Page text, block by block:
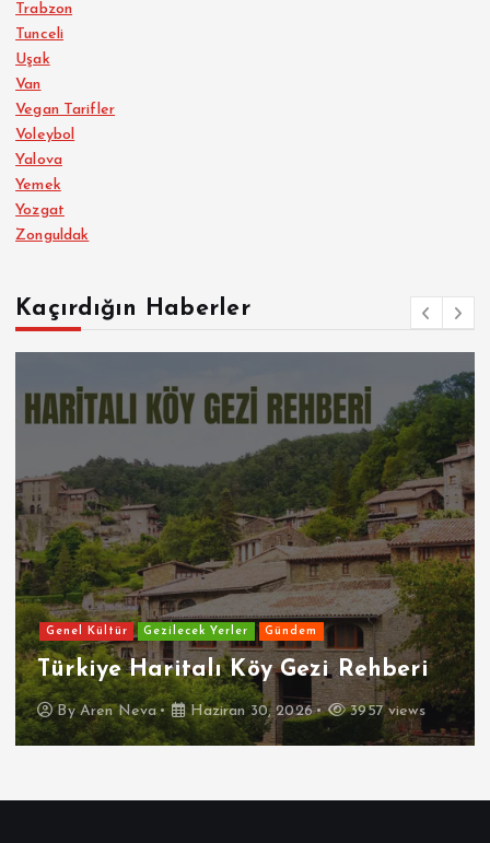
Trabzon
Tunceli
Uşak
Van
Vegan Tarifler
Voleybol
Yalova
Yemek
Yozgat
Zonguldak
Kaçırdığın Haberler
Genel Kültür Gezilecek Yerler Gündem
Türkiye Haritalı Köy Gezi Rehberi
ByAren Neva Haziran 30, 2026 3957 views